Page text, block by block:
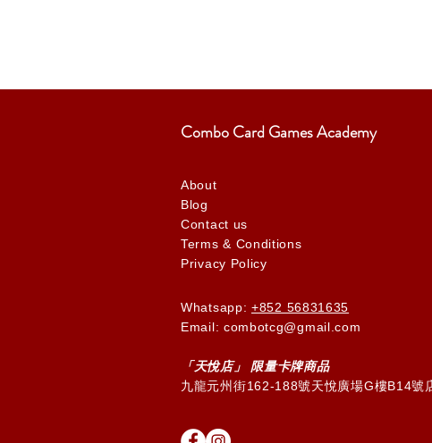
Combo Card Games Academy
About
Blog
Contact us
Terms & Conditions
Privacy Policy
Whatsapp: +852 56831635
Email: combotcg@gmail.com
「天悅店」 限量卡牌商品
九龍元州街162-188號天悅廣場G樓B14號